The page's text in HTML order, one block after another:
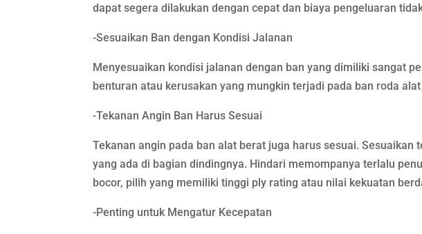
dapat segera dilakukan dengan cepat dan biaya pengeluaran
-Sesuaikan Ban dengan Kondisi Jalanan
Menyesuaikan kondisi jalanan dengan ban yang dimiliki sangat
benturan atau kerusakan yang mungkin terjadi pada ban roda
-Tekanan Angin Ban Harus Sesuai
Tekanan angin pada ban alat berat juga harus sesuai. Sesuaikan
yang ada di bagian dindingnya. Hindari memompanya terlalu
bocor, pilih yang memiliki tinggi ply rating atau nilai kekuatan
-Penting untuk Mengatur Kecepatan